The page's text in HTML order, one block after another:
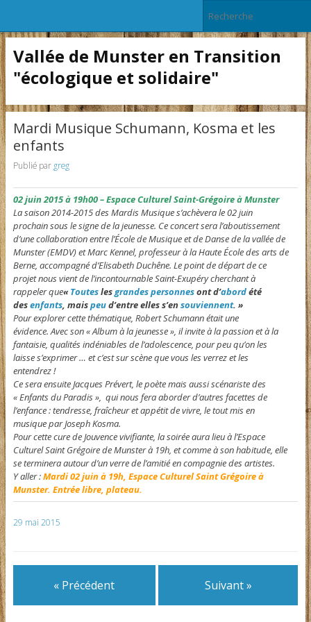
Vallée de Munster en Transition
"écologique et solidaire"
Mardi Musique Schumann, Kosma et les
enfants
Publié par greg
02 juin 2015 à 19h00 – Espace Culturel Saint-Grégoire à Munster
La saison 2014-2015 des Mardis Musique s’achèvera le 02 juin
prochain sous le signe de la jeunesse. Ce concert sera l’aboutissement
d’une collaboration entre l’École de Musique et de Danse de la vallée de
Munster (EMDV) et Marc Kennel, professeur à la Haute École des arts de
Berne, accompagné d’Elisabeth Duchêne. Le point de départ de ce
projet nous vient de l’incontournable Saint-Exupéry cherchant à
rappeler que« Touteslesgrandespersonnesont d’abordété
desenfants, maispeud’entre elles s’ensouviennent. »
Pour explorer cette thématique, Robert Schumann était une
évidence. Avec son « Album à la jeunesse », il invite à la passion et à la
fantaisie, qualités indéniables de l’adolescence, pour peu qu’on les
laisse s’exprimer … et c’est sur scène que vous les verrez et les
entendrez !
Ce sera ensuite Jacques Prévert, le poète mais aussi scénariste des
« Enfants du Paradis », qui nous fera aborder d’autres facettes de
l’enfance : tendresse, fraîcheur et appétit de vivre, le tout mis en
musique par Joseph Kosma.
Pour cette cure de Jouvence vivifiante, la soirée aura lieu à l’Espace
Culturel Saint Grégoire de Munster à 19h, et comme à son habitude, elle
se terminera autour d’un verre de l’amitié en compagnie des artistes.
Y aller :Mardi 02 juin à 19h, Espace Culturel Saint Grégoire à
Munster. Entrée libre, plateau.
29 mai 2015
« Précédent Suivant »